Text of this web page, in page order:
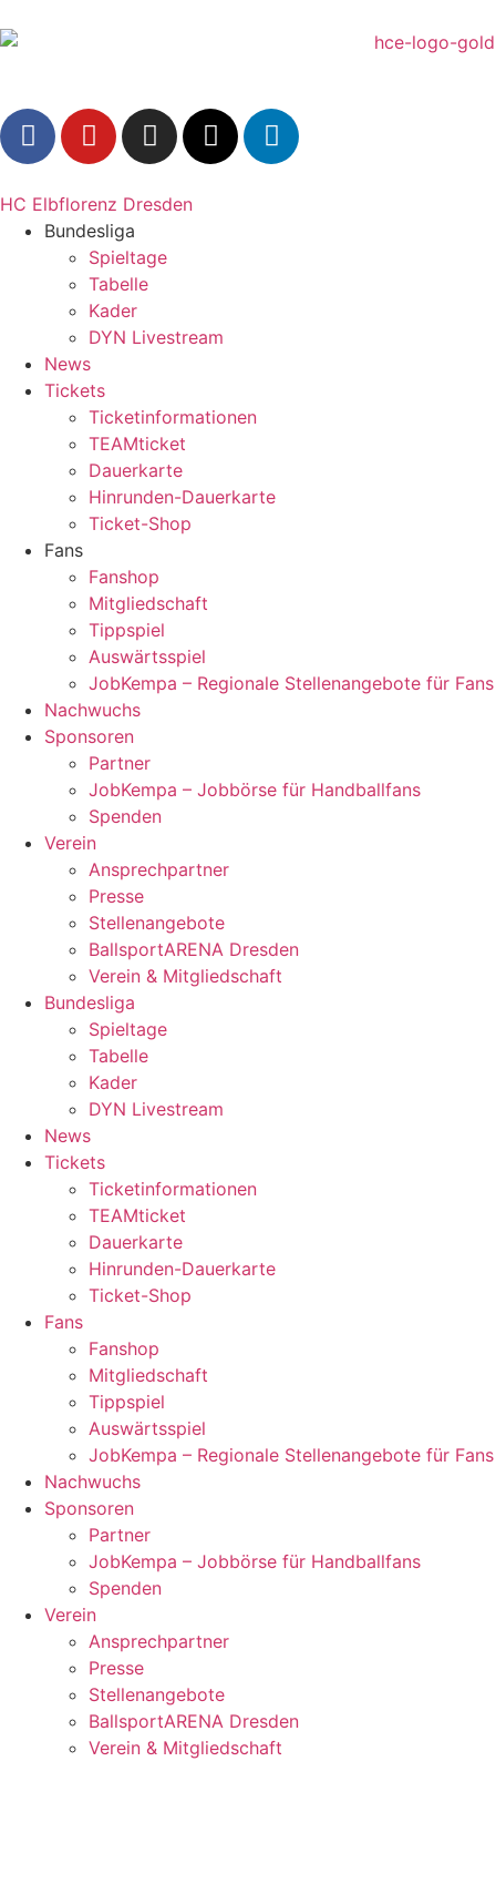
HC Elbflorenz Dresden
Bundesliga
Spieltage
Tabelle
Kader
DYN Livestream
News
Tickets
Ticketinformationen
TEAMticket
Dauerkarte
Hinrunden-Dauerkarte
Ticket-Shop
Fans
Fanshop
Mitgliedschaft
Tippspiel
Auswärtsspiel
JobKempa – Regionale Stellenangebote für Fans
Nachwuchs
Sponsoren
Partner
JobKempa – Jobbörse für Handballfans
Spenden
Verein
Ansprechpartner
Presse
Stellenangebote
BallsportARENA Dresden
Verein & Mitgliedschaft
Bundesliga
Spieltage
Tabelle
Kader
DYN Livestream
News
Tickets
Ticketinformationen
TEAMticket
Dauerkarte
Hinrunden-Dauerkarte
Ticket-Shop
Fans
Fanshop
Mitgliedschaft
Tippspiel
Auswärtsspiel
JobKempa – Regionale Stellenangebote für Fans
Nachwuchs
Sponsoren
Partner
JobKempa – Jobbörse für Handballfans
Spenden
Verein
Ansprechpartner
Presse
Stellenangebote
BallsportARENA Dresden
Verein & Mitgliedschaft